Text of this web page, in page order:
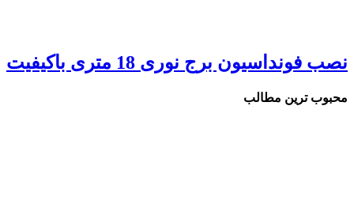
نصب فونداسیون برج نوری 18 متری باکیفیت
محبوب ترین مطالب